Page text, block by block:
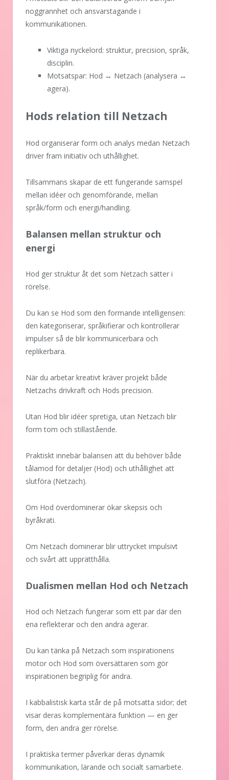
noggrannhet och ansvarstagande i
kommunikationen.
Viktiga nyckelord: struktur, precision, språk,
disciplin.
Motsatspar: Hod ↔ Netzach (analysera ↔
agera).
Hods relation till Netzach
Hod organiserar form och analys medan Netzach
driver fram initiativ och uthållighet.
Tillsammans skapar de ett fungerande samspel
mellan idéer och genomförande, mellan
språk/form och energi/handling.
Balansen mellan struktur och
energi
Hod ger struktur åt det som Netzach sätter i
rörelse.
Du kan se Hod som den formande intelligensen:
den kategoriserar, språkifierar och kontrollerar
impulser så de blir kommunicerbara och
replikerbara.
När du arbetar kreativt kräver projekt både
Netzachs drivkraft och Hods precision.
Utan Hod blir idéer spretiga, utan Netzach blir
form tom och stillastående.
Praktiskt innebär balansen att du behöver både
tålamod för detaljer (Hod) och uthållighet att
slutföra (Netzach).
Om Hod överdominerar ökar skepsis och
byråkrati.
Om Netzach dominerar blir uttrycket impulsivt
och svårt att upprätthålla.
Dualismen mellan Hod och Netzach
Hod och Netzach fungerar som ett par där den
ena reflekterar och den andra agerar.
Du kan tänka på Netzach som inspirationens
motor och Hod som översättaren som gör
inspirationen begriplig för andra.
I kabbalistisk karta står de på motsatta sidor; det
visar deras komplementära funktion — en ger
form, den andra ger rörelse.
I praktiska termer påverkar deras dynamik
kommunikation, lärande och socialt samarbete.